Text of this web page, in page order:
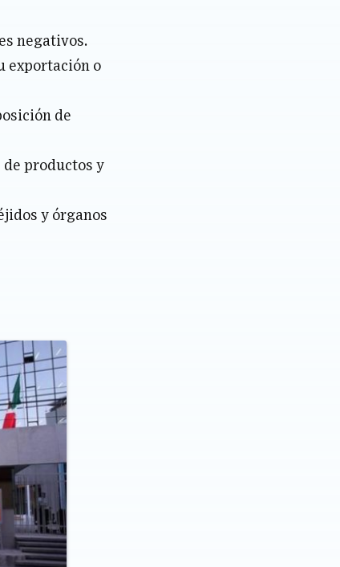
negativos.
exportación o
de
productos y
y órganos